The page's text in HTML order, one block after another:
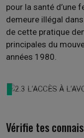
pour la santé d’une
demeure illégal
de cette pratique
principales du
années 1980.
Vérifie tes